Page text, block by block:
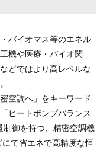
バイオマス等のエネル
機や医療・バイオ関
どではより高レベルな
空調へ」をキーワード
ヒートポンプバランス
制御を持つ、精密空調機
て省エネで高精度な恒